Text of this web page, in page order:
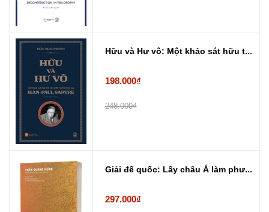
Hữu và Hư vô: Một khảo sát hữu t...
198.000₫
248.000₫
Giải đế quốc: Lấy châu Á làm phư...
297.000₫